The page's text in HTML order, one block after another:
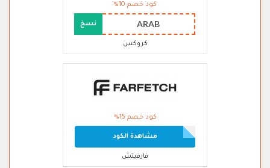
كود خصم 10%
ARAB نسخ
كروكس
كود خصم 15%
مشاهدة الكود
فارفيتش